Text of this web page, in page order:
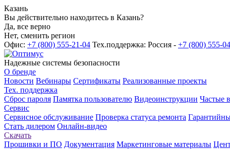
Казань
Вы действительно находитесь в Казань?
Да, все верно
Нет, сменить регион
Офис: +7 (800) 555-21-04 Тех.поддержка: Россия - +7 (800) 555-
Надежные системы безопасности
О бренде
Новости Вебинары Сертификаты Реализованные проекты
Тех. поддержка
Сброс пароля Памятка пользователю Видеоинструкции Частые
Сервис
Сервисное обслуживание Проверка статуса ремонта
Стать дилером Онлайн-видео
Скачать
Прошивки и ПО Документация Маркетинговые материалы